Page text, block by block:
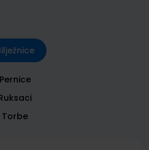
Pernice
Torbe